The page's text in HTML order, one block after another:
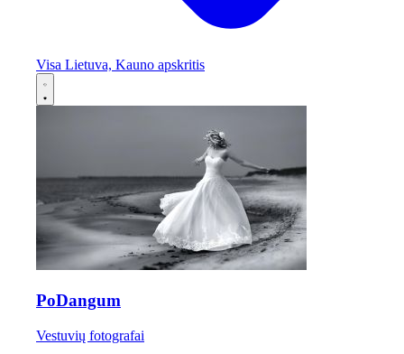
Visa Lietuva, Kauno apskritis
PoDangum
Vestuvių fotografai